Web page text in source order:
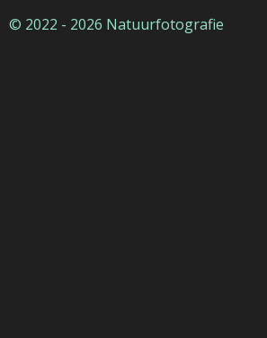
© 2022 - 2026 Natuurfotografie